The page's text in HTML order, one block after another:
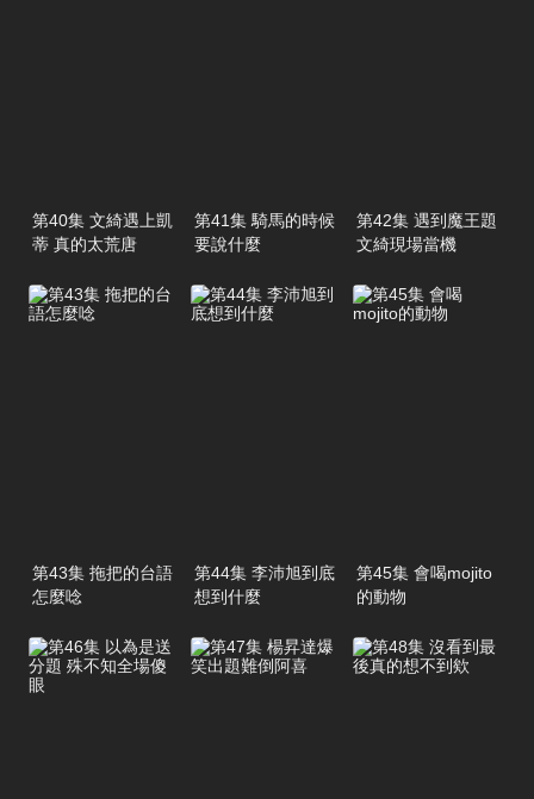
第40集 文綺遇上凱
蒂 真的太荒唐
第41集 騎馬的時候
要說什麼
第42集 遇到魔王題
文綺現場當機
第43集 拖把的台語
怎麼唸
第44集 李沛旭到底
想到什麼
第45集 會喝mojito
的動物